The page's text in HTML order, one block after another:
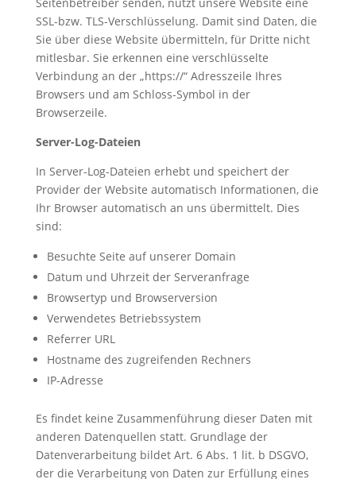
SSL-bzw. TLS-Verschlüsselung. Damit sind Daten, die
Sie über diese Website übermitteln, für Dritte nicht
mitlesbar. Sie erkennen eine verschlüsselte
Verbindung an der „https://“ Adresszeile Ihres
Browsers und am Schloss-Symbol in der
Browserzeile.
Server-Log-Dateien
In Server-Log-Dateien erhebt und speichert der
Provider der Website automatisch Informationen, die
Ihr Browser automatisch an uns übermittelt. Dies
sind:
Besuchte Seite auf unserer Domain
Datum und Uhrzeit der Serveranfrage
Browsertyp und Browserversion
Verwendetes Betriebssystem
Referrer URL
Hostname des zugreifenden Rechners
IP-Adresse
Es findet keine Zusammenführung dieser Daten mit
anderen Datenquellen statt. Grundlage der
Datenverarbeitung bildet Art. 6 Abs. 1 lit. b DSGVO,
der die Verarbeitung von Daten zur Erfüllung eines